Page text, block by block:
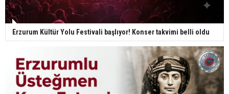
Erzurum Kültür Yolu Festivali başlıyor! Konser takvimi belli oldu